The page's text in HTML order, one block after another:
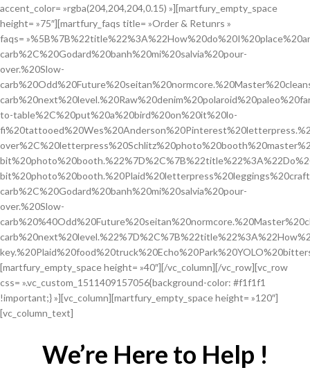
accent_color= »rgba(204,204,204,0.15) »][martfury_empty_space
height= »75″][martfury_faqs title= »Order & Retunrs »
faqs=
carb%2C%20Godard%20banh%20mi%20salvia%20pour-
over.%20Slow-
to-table%2C%20put%20a%20bird%20on%20it%20lo-
carb%2C%20Godard%20banh%20mi%20salvia%20pour-
over.%20Slow-
[martfury_empty_space height= »40″][/vc_column][/vc_row][vc_row
css= ».vc_custom_1511409157056{background-color: #f1f1f1
!important;} »][vc_column][martfury_empty_space height= »120″]
[vc_column_text]
We’re Here to Help !